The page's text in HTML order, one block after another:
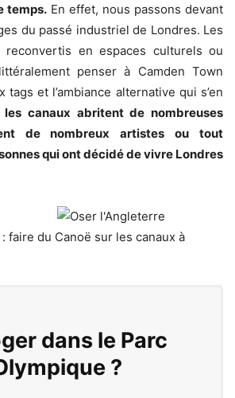
temps. En effet, nous passons devant
du passé industriel de Londres. Les
reconvertis en espaces culturels ou
penser à Camden Town
et l’ambiance alternative qui s’en
les canaux abritent de nombreuses
de nombreux artistes ou tout
qui ont décidé de vivre Londres
dans le Parc
?